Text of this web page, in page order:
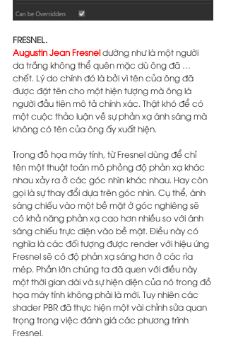
FRESNEL.
Augustin Jean Fresnel dường như là một người
da trắng không thể quên mặc dù ông đã …
chết. Lý do chính đó là bởi vì tên của ông đã
được đặt tên cho một hiện tượng mà ông là
người đầu tiên mô tả chính xác. Thật khó để có
một cuộc thảo luận về sự phản xạ ánh sáng mà
không có tên của ông ấy xuất hiện.
Trong đồ họa máy tính, từ Fresnel dùng để chỉ
tên một thuật toán mô phỏng độ phản xạ khác
nhau xảy ra ở các góc nhìn khác nhau. Hay còn
gọi là sự thay đổi dựa trên góc nhìn. Cụ thể, ánh
sáng chiếu vào một bề mặt ở góc nghiêng sẽ
có khả năng phản xạ cao hơn nhiều so với ánh
sáng chiếu trực diện vào bề mặt. Điều này có
nghĩa là các đối tượng được render với hiệu ứng
Fresnel sẽ có độ phản xạ sáng hơn ở các rìa
mép. Phần lớn chúng ta đã quen với điều này
một thời gian dài và sự hiện diện của nó trong đồ
họa máy tính không phải là mới. Tuy nhiên các
shader PBR đã thực hiện một vài chỉnh sửa quan
trọng trong việc đánh giá các phương trình
Fresnel.